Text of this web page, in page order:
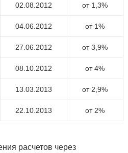
02.08.2012 от 1,3%
04.06.2012 от 1%
27.06.2012 от 3,9%
08.10.2012 от 4%
13.03.2013 от 2,9%
22.10.2013 от 2%
расчетов через